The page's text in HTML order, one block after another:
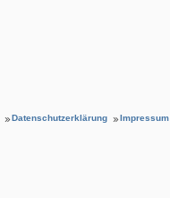
Datenschutzerklärung Impressum